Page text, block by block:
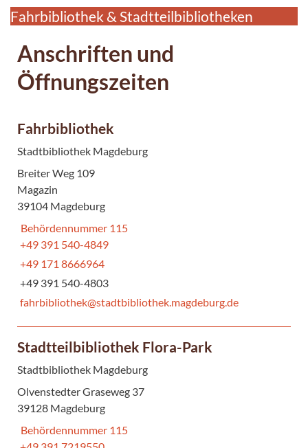
Fahrbibliothek & Stadtteilbibliotheken
Anschriften und
Öffnungszeiten
Fahrbibliothek
Stadtbibliothek Magdeburg
Breiter Weg 109
Magazin
39104 Magdeburg
Behördennummer 115
+49 391 540-4849
+49 171 8666964
+49 391 540-4803
fahrbibliothek@stadtbibliothek.magdeburg.de
Stadtteilbibliothek Flora-Park
Stadtbibliothek Magdeburg
Olvenstedter Graseweg 37
39128 Magdeburg
Behördennummer 115